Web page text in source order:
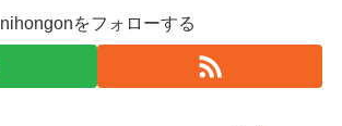
nihongonをフォローする